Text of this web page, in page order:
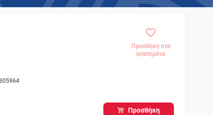
Προσθήκη στα
αγαπημένα
Προσθήκη